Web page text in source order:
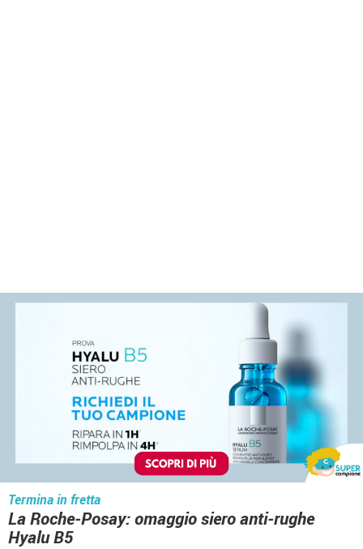
Termina in fretta
La Roche-Posay: omaggio siero anti-rughe
Hyalu B5